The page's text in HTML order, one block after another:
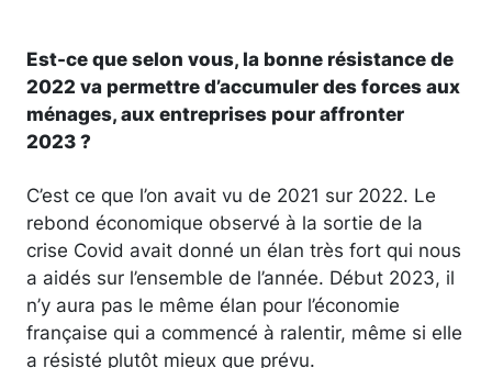
Est-ce que selon vous, la bonne résistance de
2022 va permettre d’accumuler des forces aux
ménages, aux entreprises pour affronter
2023 ?
C’est ce que l’on avait vu de 2021 sur 2022. Le
rebond économique observé à la sortie de la
crise Covid avait donné un élan très fort qui nous
a aidés sur l’ensemble de l’année. Début 2023, il
n’y aura pas le même élan pour l’économie
française qui a commencé à ralentir, même si elle
a résisté plutôt mieux que prévu.